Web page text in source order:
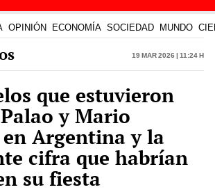
OPINIÓN ECONOMÍA SOCIEDAD MUNDO
19 Mar 2026 | 11:24 h
que estuvieron
y Mario
Argentina y la
cifra que habrían
su fiesta